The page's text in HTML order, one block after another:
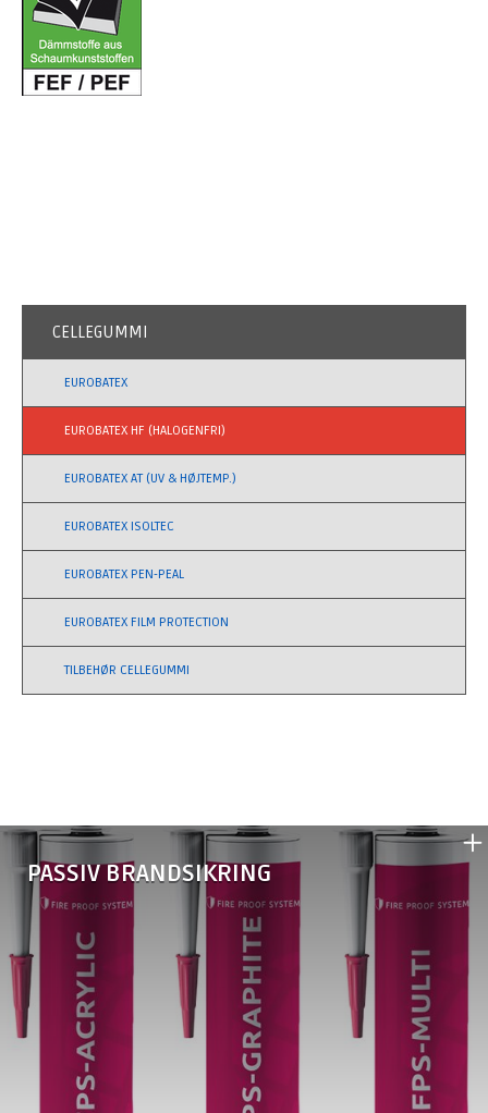
CELLEGUMMI
EUROBATEX
EUROBATEX HF (HALOGENFRI)
EUROBATEX AT (UV & HØJTEMP.)
EUROBATEX ISOLTEC
EUROBATEX PEN-PEAL
EUROBATEX FILM PROTECTION
TILBEHØR CELLEGUMMI
PASSIV BRANDSIKRING
FPS-Akryl brandfuge •
FPS-Brandpakning •